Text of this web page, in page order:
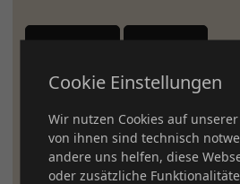
Cookie Einstellungen
Wir nutzen Cookies auf
von ihnen sind technisch
andere uns helfen, diese
oder zusätzliche